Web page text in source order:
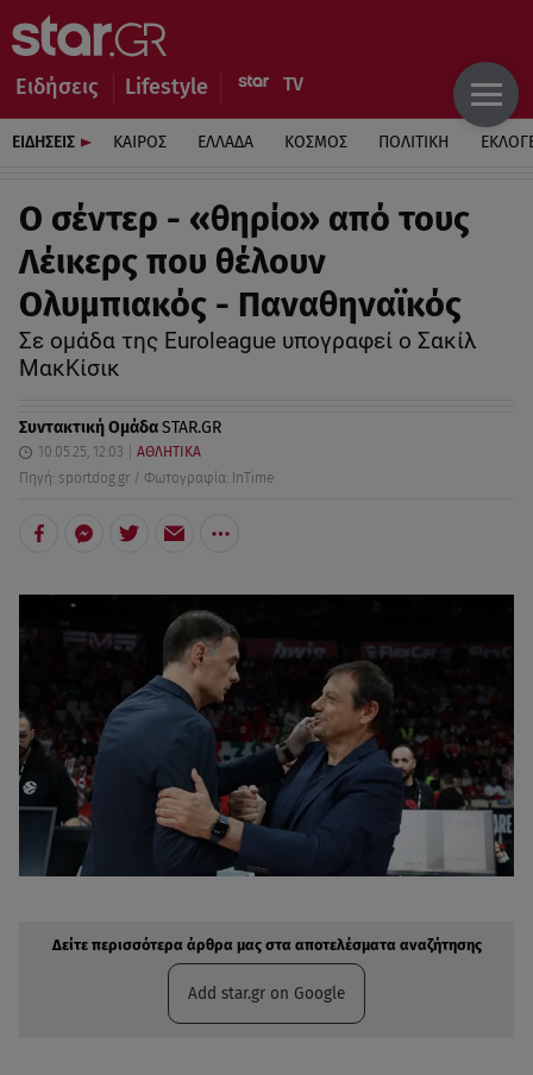
Ειδήσεις Lifestyle
ΕΙΔΗΣΕΙΣ ΚΑΙΡΟΣ ΕΛΛΑΔΑ ΚΟΣΜΟΣ ΠΟΛΙΤΙΚΗ
Ο σέντερ - «θηρίο» από τους
Λέικερς που θέλουν
Ολυμπιακός - Παναθηναϊκός
Σε ομάδα της Euroleague υπογραφεί ο Σακίλ
ΜακΚίσικ
Συντακτική ΟμάδαSTAR.GR
10.05.25, 12:03
ΑΘΛΗΤΙΚΑ
Πηγή: sportdog.gr / Φωτογραφία: InTime
Δείτε περισσότερα άρθρα μας στα αποτελέσματα αναζήτησης
Add star.gr on Google